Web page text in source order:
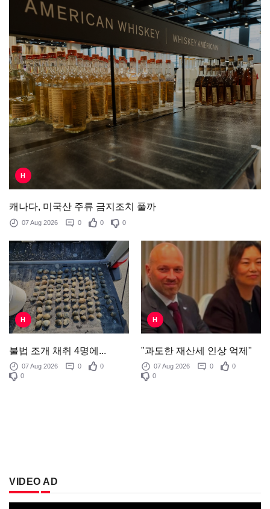
H
캐나다, 미국산 주류 금지조치 풀까
07 Aug 2026 0 0 0
H
불법 조개 채취 4명에...
07 Aug 2026 0
0
0
H
"과도한 재산세 인상 억제"
07 Aug 2026 0
0
0
VIDEO AD